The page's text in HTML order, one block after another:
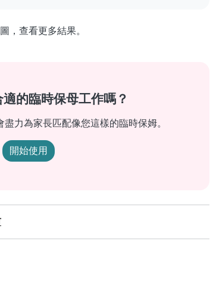
，查看更多結果。
的臨時保母工作嗎？
力為家長匹配像您這樣的臨時保姆。
開始使用